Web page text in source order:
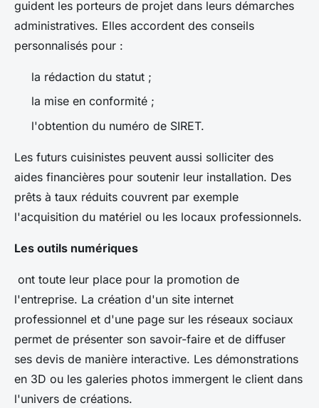
guident les porteurs de projet dans leurs démarches
administratives. Elles accordent des conseils
personnalisés pour :
la rédaction du statut ;
la mise en conformité ;
l'obtention du numéro de SIRET.
Les futurs cuisinistes peuvent aussi solliciter des
aides financières pour soutenir leur installation. Des
prêts à taux réduits couvrent par exemple
l'acquisition du matériel ou les locaux professionnels.
Les outils numériques
ont toute leur place pour la promotion de
l'entreprise. La création d'un site internet
professionnel et d'une page sur les réseaux sociaux
permet de présenter son savoir-faire et de diffuser
ses devis de manière interactive. Les démonstrations
en 3D ou les galeries photos immergent le client dans
l'univers de créations.